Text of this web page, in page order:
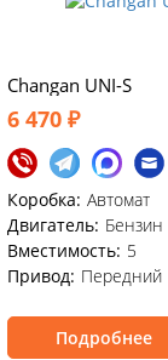
Changan UNI-S
6 470 ₽
Коробка: Автомат
Двигатель: Бензин
Вместимость: 5
Привод: Передний
Подробнее